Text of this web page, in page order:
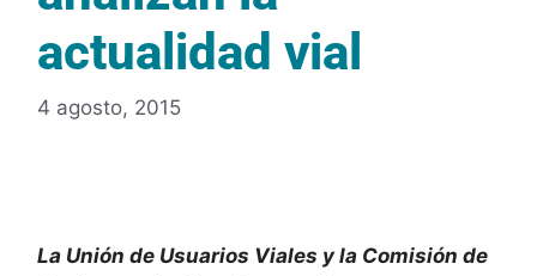
actualidad vial
4 agosto, 2015
La Unión de Usuarios Viales y la Comisión de